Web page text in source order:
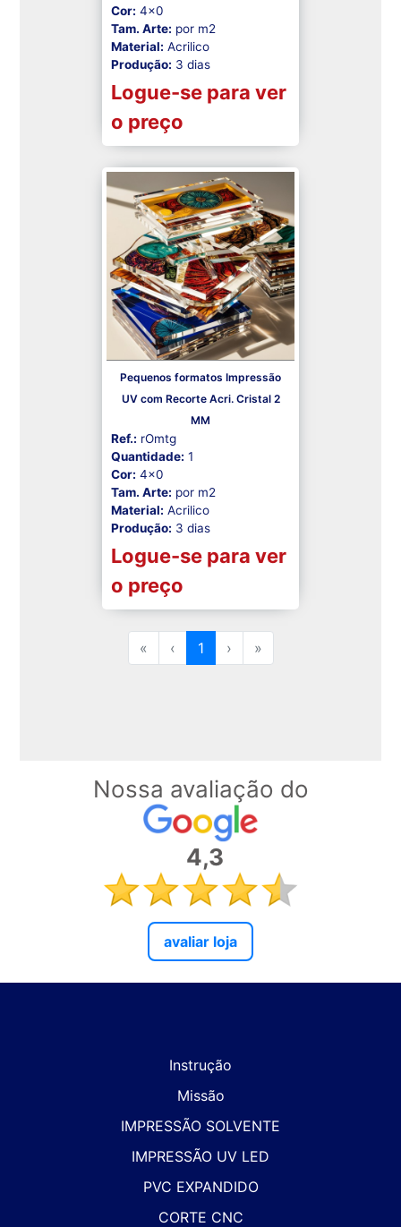
Cor: 4x0
Tam. Arte: por m2
Material: Acrilico
Produção: 3 dias
Logue-se para ver
o preço
Pequenos formatos Impressão
UV com Recorte Acri. Cristal 2
MM
Ref.: rOmtg
Quantidade: 1
Cor: 4x0
Tam. Arte: por m2
Material: Acrilico
Produção: 3 dias
Logue-se para ver
o preço
« ‹ 1 › »
Nossa avaliação do
4,3
avaliar loja
Instrução
Missão
IMPRESSÃO SOLVENTE
IMPRESSÃO UV LED
PVC EXPANDIDO
CORTE CNC